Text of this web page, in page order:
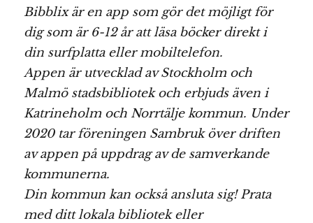
Bibblix är en app som gör det möjligt för
dig som är 6-12 år att läsa böcker direkt i
din surfplatta eller mobiltelefon.
Appen är utvecklad av Stockholm och
Malmö stadsbibliotek och erbjuds även i
Katrineholm och Norrtälje kommun. Under
2020 tar föreningen Sambruk över driften
av appen på uppdrag av de samverkande
kommunerna.
Din kommun kan också ansluta sig! Prata
med ditt lokala bibliotek eller